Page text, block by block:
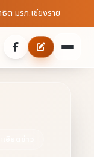
ต มรภ.เชียงราย